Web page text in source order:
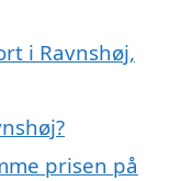
i Ravnshøj,
prisen på